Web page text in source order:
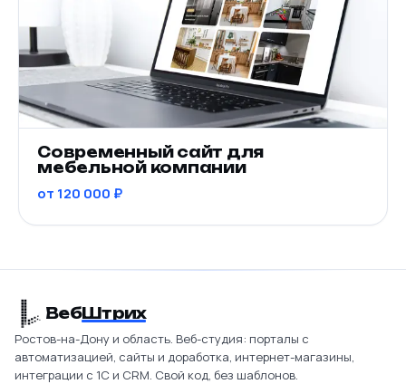
Современный сайт для
мебельной компании
от 120 000 ₽
ВебШтрих
Ростов-на-Дону и область. Веб-студия: порталы с
автоматизацией, сайты и доработка, интернет-магазины,
интеграции с 1С и CRM. Свой код, без шаблонов.